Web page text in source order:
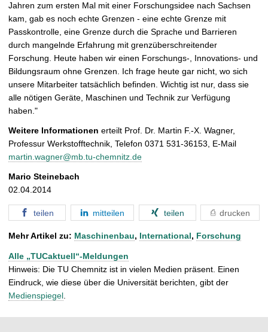
Jahren zum ersten Mal mit einer Forschungsidee nach Sachsen
kam, gab es noch echte Grenzen - eine echte Grenze mit
Passkontrolle, eine Grenze durch die Sprache und Barrieren
durch mangelnde Erfahrung mit grenzüberschreitender
Forschung. Heute haben wir einen Forschungs-, Innovations- und
Bildungsraum ohne Grenzen. Ich frage heute gar nicht, wo sich
unsere Mitarbeiter tatsächlich befinden. Wichtig ist nur, dass sie
alle nötigen Geräte, Maschinen und Technik zur Verfügung
haben."
Weitere Informationen erteilt Prof. Dr. Martin F.-X. Wagner,
Professur Werkstofftechnik, Telefon 0371 531-36153, E-Mail
martin.wagner@mb.tu-chemnitz.de
Mario Steinebach
02.04.2014
teilen mitteilen teilen drucken
Mehr Artikel zu: Maschinenbau, International, Forschung
Alle „TUCaktuell“-Meldungen
Hinweis: Die TU Chemnitz ist in vielen Medien präsent. Einen
Eindruck, wie diese über die Universität berichten, gibt der
Medienspiegel.